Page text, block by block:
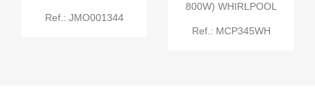
Ref.: JMO001344
800W) WHIRLPOOL
Ref.: MCP345WH